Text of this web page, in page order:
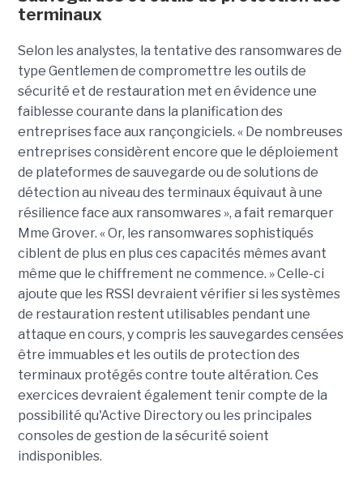
terminaux
Selon les analystes, la tentative des ransomwares de
type Gentlemen de compromettre les outils de
sécurité et de restauration met en évidence une
faiblesse courante dans la planification des
entreprises face aux rançongiciels. « De nombreuses
entreprises considèrent encore que le déploiement
de plateformes de sauvegarde ou de solutions de
détection au niveau des terminaux équivaut à une
résilience face aux ransomwares », a fait remarquer
Mme Grover. « Or, les ransomwares sophistiqués
ciblent de plus en plus ces capacités mêmes avant
même que le chiffrement ne commence. » Celle-ci
ajoute que les RSSI devraient vérifier si les systèmes
de restauration restent utilisables pendant une
attaque en cours, y compris les sauvegardes censées
être immuables et les outils de protection des
terminaux protégés contre toute altération. Ces
exercices devraient également tenir compte de la
possibilité qu'Active Directory ou les principales
consoles de gestion de la sécurité soient
indisponibles.